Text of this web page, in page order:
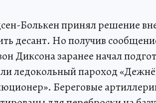
Болькен принял решение
десант. Но получив
Диксона заранее начал
ледокольный пароход
Береговые